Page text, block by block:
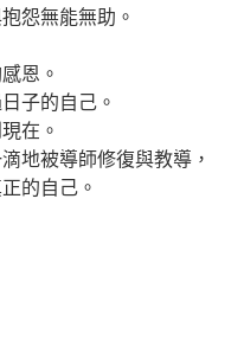
怨無能無助。
恩。
子的自己。
在。
地被導師修復與教導，
的自己。